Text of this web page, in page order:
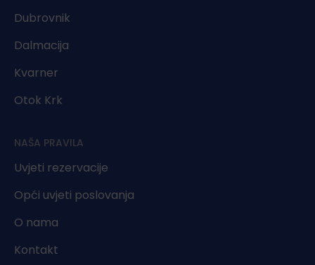
Dubrovnik
Dalmacija
Kvarner
Otok Krk
NAŠA PRAVILA
Uvjeti rezervacije
Opći uvjeti poslovanja
O nama
Kontakt